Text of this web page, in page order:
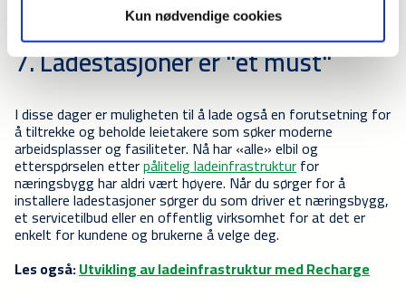
Kun nødvendige cookies
eiendom? Her kan dulaste ned en innkjøpsguide.
7. Ladestasjoner er "et must"
I disse dager er muligheten til å lade også en forutsetning for
å tiltrekke og beholde leietakere som søker moderne
arbeidsplasser og fasiliteter. Nå har «alle» elbil og
etterspørselen etterpålitelig ladeinfrastrukturfor
næringsbygg har aldri vært høyere. Når du sørger for å
installere ladestasjoner sørger du som driver et næringsbygg,
et servicetilbud eller en offentlig virksomhet for at det er
enkelt for kundene og brukerne å velge deg.
Les også:Utvikling av ladeinfrastruktur med Recharge